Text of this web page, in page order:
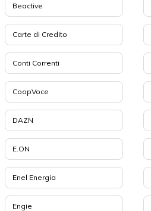
Beactive
Carte di Credito
Conti Correnti
CoopVoce
DAZN
E.ON
Enel Energia
Engie